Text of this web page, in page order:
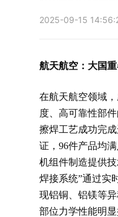
简易数控铣床
专用机床
其他机床
世界杯官网线上平台-
2025-09-15
航天航空：大国
在航天航空领域
度、高可靠性部
擦焊工艺成功完
证，96件产品均
机组件制造提供
焊接系统”通过实
现铝铜、铝镁等
部位力学性能明